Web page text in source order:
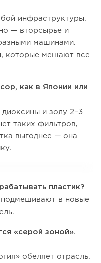
инфраструктуры.
— вторсырье и
машинами.
которые мешают все
как в Японии или
и золу 2–3
таких фильтров,
выгоднее — она
пластик?
подмешивают в новые
«серой зоной».
обеляет отрасль.